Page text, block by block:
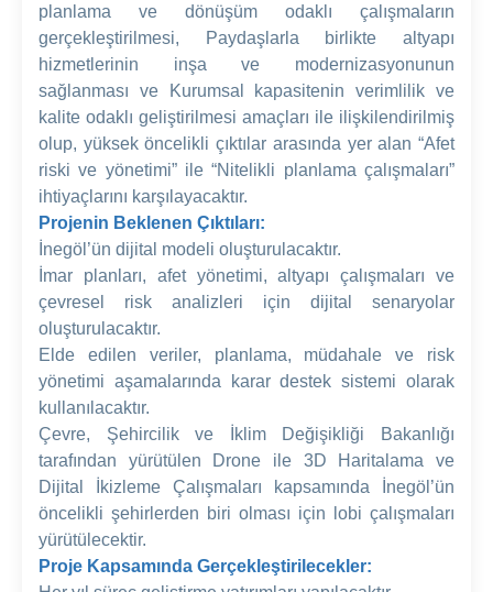
planlama ve dönüşüm odaklı çalışmaların
gerçekleştirilmesi, Paydaşlarla birlikte altyapı
hizmetlerinin inşa ve modernizasyonunun
sağlanması ve Kurumsal kapasitenin verimlilik ve
kalite odaklı geliştirilmesi amaçları ile ilişkilendirilmiş
olup, yüksek öncelikli çıktılar arasında yer alan “Afet
riski ve yönetimi” ile “Nitelikli planlama çalışmaları”
ihtiyaçlarını karşılayacaktır.
Projenin Beklenen Çıktıları:
İnegöl’ün dijital modeli oluşturulacaktır.
İmar planları, afet yönetimi, altyapı çalışmaları ve
çevresel risk analizleri için dijital senaryolar
oluşturulacaktır.
Elde edilen veriler, planlama, müdahale ve risk
yönetimi aşamalarında karar destek sistemi olarak
kullanılacaktır.
Çevre, Şehircilik ve İklim Değişikliği Bakanlığı
tarafından yürütülen Drone ile 3D Haritalama ve
Dijital İkizleme Çalışmaları kapsamında İnegöl’ün
öncelikli şehirlerden biri olması için lobi çalışmaları
yürütülecektir.
Proje Kapsamında Gerçekleştirilecekler: